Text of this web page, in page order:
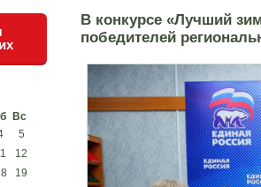
Вс
5
12
19
В конкурсе «Лучший
победителей